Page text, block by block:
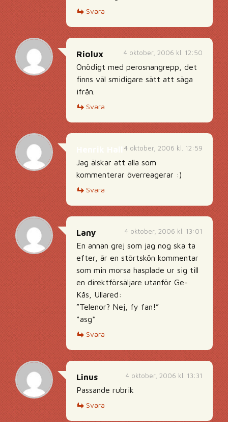
Svara
4 oktober, 2006 kl. 12:50
Riolux
Onödigt med perosnangrepp, det
finns väl smidigare sätt att säga
ifrån.
Svara
4 oktober, 2006 kl. 12:59
Jag älskar att alla som
kommenterar överreagerar :)
Svara
4 oktober, 2006 kl. 13:01
Lany
En annan grej som jag nog ska ta
efter, är en störtskön kommentar
som min morsa hasplade ur sig till
en direktförsäljare utanför Ge-
Kås, Ullared:
”Telenor? Nej, fy fan!”
*asg*
Svara
4 oktober, 2006 kl. 13:31
Linus
Passande rubrik
Svara